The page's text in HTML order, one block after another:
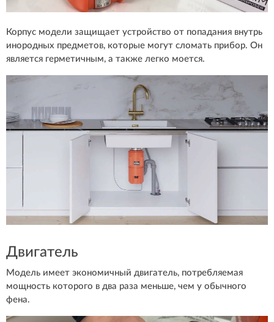
Корпус модели защищает устройство от попадания внутрь
инородных предметов, которые могут сломать прибор. Он
является герметичным, а также легко моется.
Двигатель
Модель имеет экономичный двигатель, потребляемая
мощность которого в два раза меньше, чем у обычного
фена.